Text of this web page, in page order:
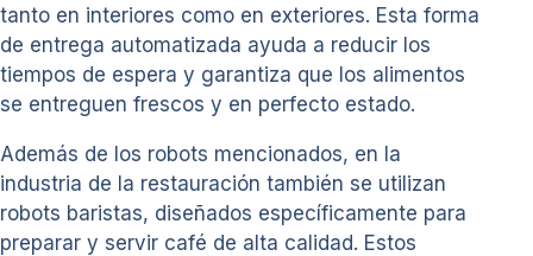
tanto en interiores como en exteriores. Esta forma
de entrega automatizada ayuda a reducir los
tiempos de espera y garantiza que los alimentos
se entreguen frescos y en perfecto estado.
Además de los robots mencionados, en la
industria de la restauración también se utilizan
robots baristas, diseñados específicamente para
preparar y servir café de alta calidad. Estos